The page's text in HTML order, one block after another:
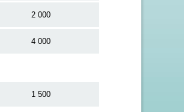
2 000
4 000
1 500